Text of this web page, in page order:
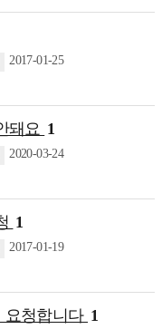
2017-01-25
돼요 1
2020-03-24
1
2017-01-19
요청합니다 1